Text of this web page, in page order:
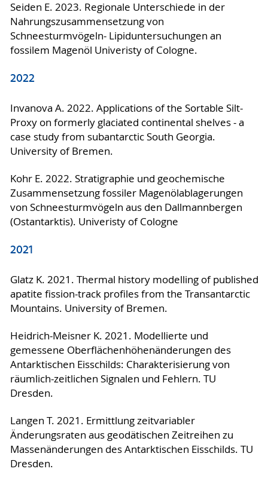
2010
2010
Seiden E. 2023. Regionale Unterschiede in der
Nahrungszusammensetzung von
Schneesturmvögeln- Lipiduntersuchungen an
fossilem Magenöl Univeristy of Cologne.
2022
Invanova A. 2022. Applications of the Sortable Silt-
Proxy on formerly glaciated continental shelves - a
case study from subantarctic South Georgia.
University of Bremen.
Kohr E. 2022. Stratigraphie und geochemische
Zusammensetzung fossiler Magenölablagerungen
von Schneesturmvögeln aus den Dallmannbergen
(Ostantarktis). Univeristy of Cologne
2021
Glatz K. 2021. Thermal history modelling of published
apatite fission-track profiles from the Transantarctic
Mountains. University of Bremen.
Heidrich-Meisner K. 2021. Modellierte und
gemessene Oberflächenhöhenänderungen des
Antarktischen Eisschilds: Charakterisierung von
räumlich-zeitlichen Signalen und Fehlern. TU
Dresden.
Langen T. 2021. Ermittlung zeitvariabler
Änderungsraten aus geodätischen Zeitreihen zu
Massenänderungen des Antarktischen Eisschilds. TU
Dresden.